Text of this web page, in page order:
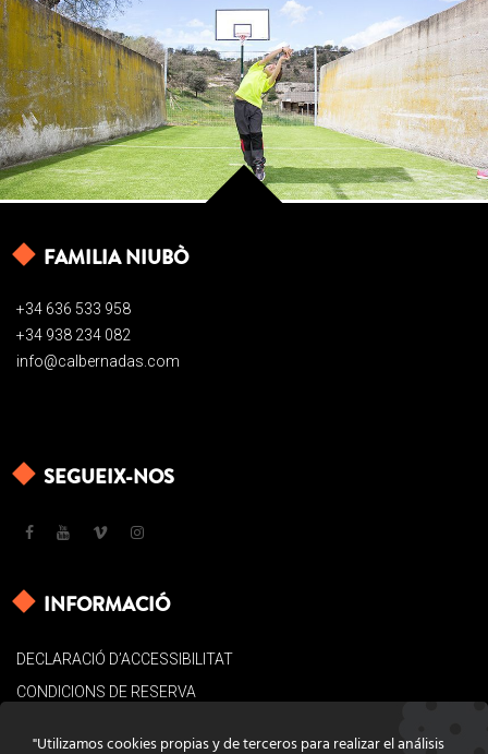
FAMILIA NIUBÒ
+34 636 533 958
+34 938 234 082
info@calbernadas.com
SEGUEIX-NOS
INFORMACIÓ
DECLARACIÓ D’ACCESSIBILITAT
CONDICIONS DE RESERVA
"Utilizamos cookies propias y de terceros para realizar el análisis